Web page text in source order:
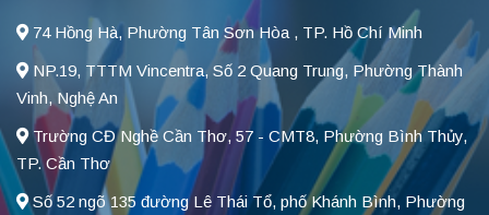
74 Hồng Hà, Phường Tân Sơn Hòa , TP. Hồ Chí Minh
NP.19, TTTM Vincentra, Số 2 Quang Trung, Phường Thành
Vinh, Nghệ An
Trường CĐ Nghề Cần Thơ, 57 - CMT8, Phường Bình Thủy,
TP. Cần Thơ
Số 52 ngõ 135 đường Lê Thái Tổ, phố Khánh Bình, Phường